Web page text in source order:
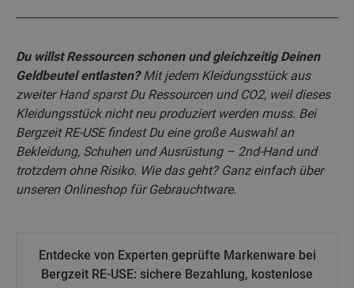
Du willst Ressourcen schonen und gleichzeitig Deinen
Geldbeutel entlasten?Mit jedem Kleidungsstück aus
zweiter Hand sparst Du Ressourcen und CO2, weil dieses
Kleidungsstück nicht neu produziert werden muss. Bei
Bergzeit RE-USE findest Du eine große Auswahl an
Bekleidung, Schuhen und Ausrüstung – 2nd-Hand und
trotzdem ohne Risiko. Wie das geht? Ganz einfach über
unseren Onlineshop für Gebrauchtware.
Entdecke von Experten geprüfte Markenware bei
Bergzeit RE-USE: sichere Bezahlung, kostenlose